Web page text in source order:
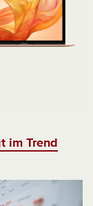
im Trend